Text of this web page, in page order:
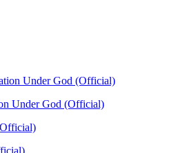
Under God (Official)